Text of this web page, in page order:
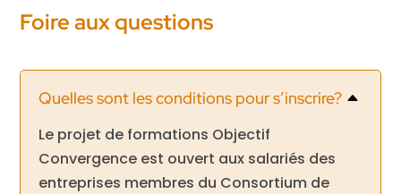
Foire aux questions
Quelles sont les conditions pour s’inscrire? B
Le projet de formations Objectif
Convergence est ouvert aux salariés des
entreprises membres du Consortium de